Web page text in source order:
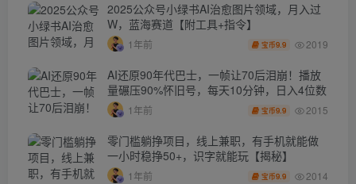
2025公众号小绿书AI治愈图片领域，月入过
W，蓝海赛道【附工具+指令】
1年前 宝币9.9 2019
AI还原90年代巴士，一帧让70后泪崩！播放
量碾压90%怀旧号，每天10分钟，日入4位数
1年前 宝币9.9 2015
零门槛躺挣项目，线上兼职，有手机就能做
一小时稳挣50+，识字就能玩【揭秘】
1年前 宝币9.9 2014